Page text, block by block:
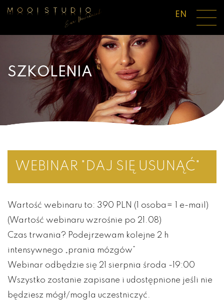
EN
SZKOLENIA
WEBINAR "DAJ SIĘ USUNĄĆ"
Wartość webinaru to: 390 PLN (1 osoba= 1 e-mail)
(Wartość webinaru wzrośnie po 21.08)
Czas trwania? Podejrzewam kolejne 2 h
intensywnego „prania mózgów”
Webinar odbędzie się 21 sierpnia środa -19:00
Wszystko zostanie zapisane i udostępnione jeśli nie
będziesz mógł/mogla uczestniczyć.